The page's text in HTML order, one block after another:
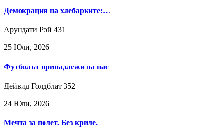
Демокрация на хлебарките:…
Арундати Рой 431
25 Юли, 2026
Футболът принадлежи на нас
Дейвид Голдблат 352
24 Юли, 2026
Мечта за полет. Без криле.